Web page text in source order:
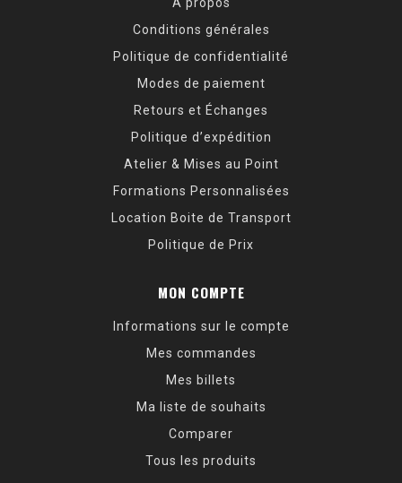
À propos
Conditions générales
Politique de confidentialité
Modes de paiement
Retours et Échanges
Politique d’expédition
Atelier & Mises au Point
Formations Personnalisées
Location Boite de Transport
Politique de Prix
MON COMPTE
Informations sur le compte
Mes commandes
Mes billets
Ma liste de souhaits
Comparer
Tous les produits